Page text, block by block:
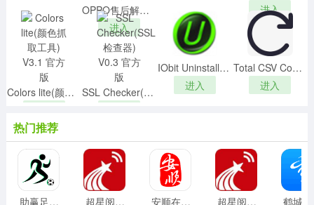
OPPO售后解锁恢复专用软件包 V1.4.0 官方最新版
进入
进入
Colors lite(颜色抓取工具) V3.1 官方版
SSL Checker(SSL检查器) V0.3 官方版
IObit Uninstallerv10.0.2.20中文绿色版
进入
Total CSV Converterv3.1.1.181破解版
进入
热门推荐
助赢足球 v1.0.0.0 安卓版 超星阅读器手机版 v7.0安卓版 安顺在线 v6.3.5 安卓版 超星阅读器 v7.0安卓版